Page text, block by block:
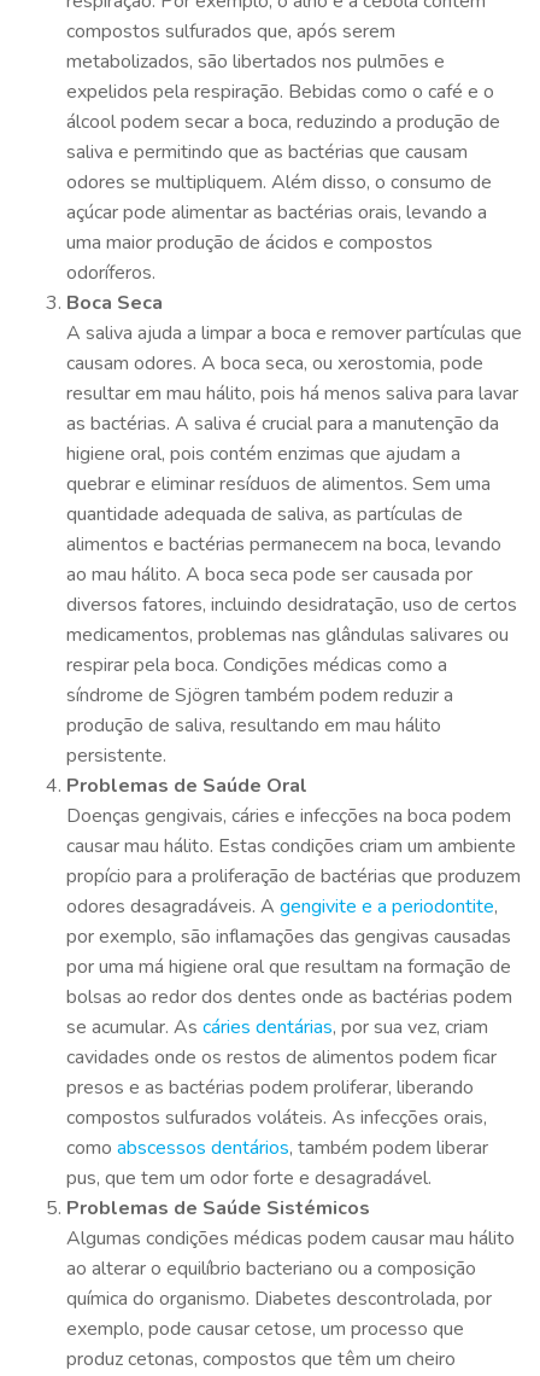
compostos sulfurados que, após serem
metabolizados, são libertados nos pulmões e
expelidos pela respiração. Bebidas como o café e o
álcool podem secar a boca, reduzindo a produção de
saliva e permitindo que as bactérias que causam
odores se multipliquem. Além disso, o consumo de
açúcar pode alimentar as bactérias orais, levando a
uma maior produção de ácidos e compostos
odoríferos.
Boca Seca
A saliva ajuda a limpar a boca e remover partículas que
causam odores. A boca seca, ou xerostomia, pode
resultar em mau hálito, pois há menos saliva para lavar
as bactérias. A saliva é crucial para a manutenção da
higiene oral, pois contém enzimas que ajudam a
quebrar e eliminar resíduos de alimentos. Sem uma
quantidade adequada de saliva, as partículas de
alimentos e bactérias permanecem na boca, levando
ao mau hálito. A boca seca pode ser causada por
diversos fatores, incluindo desidratação, uso de certos
medicamentos, problemas nas glândulas salivares ou
respirar pela boca. Condições médicas como a
síndrome de Sjögren também podem reduzir a
produção de saliva, resultando em mau hálito
persistente.
Problemas de Saúde Oral
Doenças gengivais, cáries e infecções na boca podem
causar mau hálito. Estas condições criam um ambiente
propício para a proliferação de bactérias que produzem
odores desagradáveis. A gengivite e a periodontite,
por exemplo, são inflamações das gengivas causadas
por uma má higiene oral que resultam na formação de
bolsas ao redor dos dentes onde as bactérias podem
se acumular. As cáries dentárias, por sua vez, criam
cavidades onde os restos de alimentos podem ficar
presos e as bactérias podem proliferar, liberando
compostos sulfurados voláteis. As infecções orais,
como abscessos dentários, também podem liberar
pus, que tem um odor forte e desagradável.
Problemas de Saúde Sistémicos
Algumas condições médicas podem causar mau hálito
ao alterar o equilíbrio bacteriano ou a composição
química do organismo. Diabetes descontrolada, por
exemplo, pode causar cetose, um processo que
produz cetonas, compostos que têm um cheiro